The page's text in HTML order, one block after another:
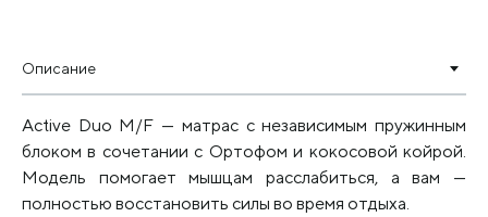
Описание
Active Duo M/F — матрас с независимым пружинным
блоком в сочетании с Ортофом и кокосовой койрой.
Модель помогает мышцам расслабиться, а вам —
полностью восстановить силы во время отдыха.